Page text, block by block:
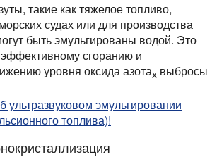
такие как тяжелое топливо,
судах или для производства
быть эмульгированы водой. Это
сгоранию и
уровня оксида азотаx выбросы
ультразвуковом эмульгировании
топлива)!